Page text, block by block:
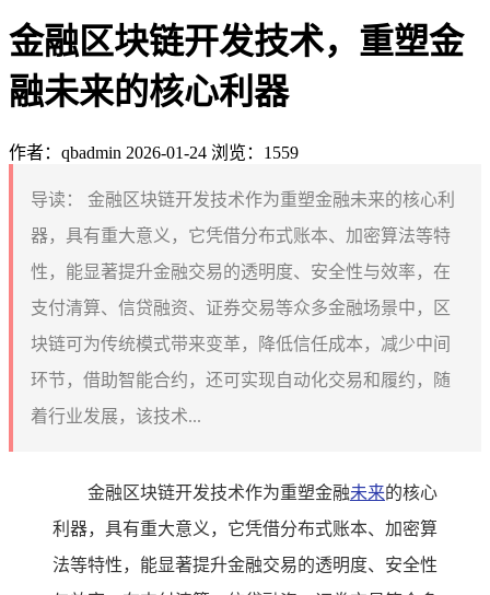
金融区块链开发技术，重塑金
融未来的核心利器
作者：qbadmin 2026-01-24 浏览：1559
导读：
金融区块链开发技术作为重塑金融未来的核心利
器，具有重大意义，它凭借分布式账本、加密算法等特
性，能显著提升金融交易的透明度、安全性与效率，在
支付清算、信贷融资、证券交易等众多金融场景中，区
块链可为传统模式带来变革，降低信任成本，减少中间
环节，借助智能合约，还可实现自动化交易和履约，随
着行业发展，该技术...
金融区块链开发技术作为重塑金融未来的核心
利器，具有重大意义，它凭借分布式账本、加密算
法等特性，能显著提升金融交易的透明度、安全性